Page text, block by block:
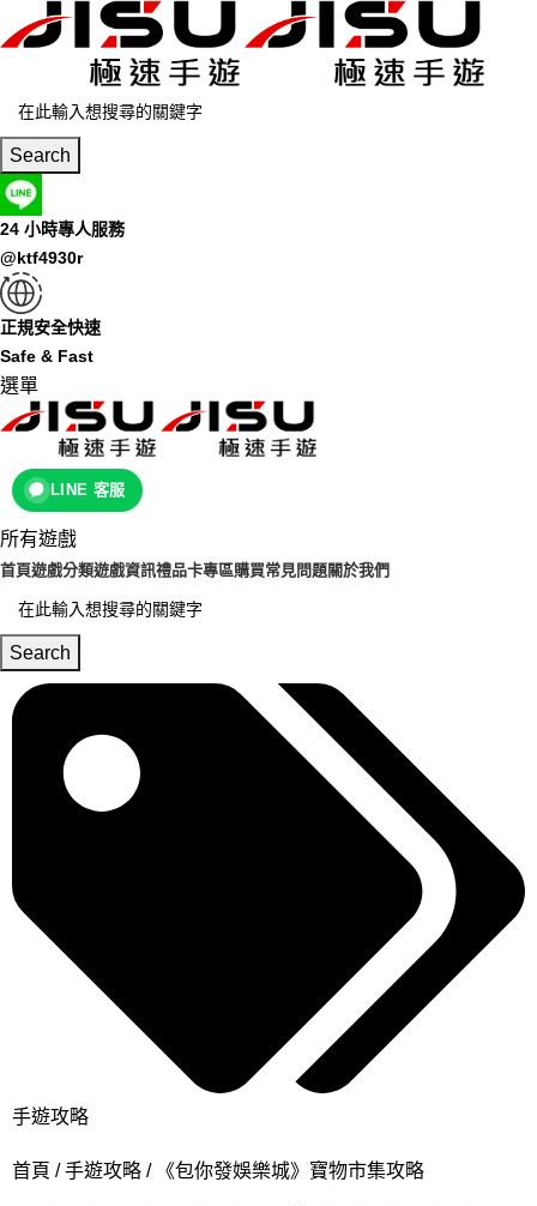
Search
24 小時專人服務
@ktf4930r
正規安全快速
Safe & Fast
選單
LINE 客服
所有遊戲
首頁遊戲分類遊戲資訊禮品卡專區購買常見問題關於我們
Search
手遊攻略
首頁 手遊攻略 《包你發娛樂城》寶物市集攻略